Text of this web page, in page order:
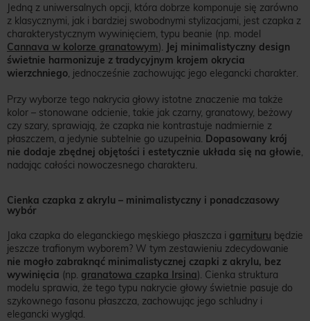
Jedną z uniwersalnych opcji, która dobrze komponuje się zarówno
z klasycznymi, jak i bardziej swobodnymi stylizacjami, jest czapka z
charakterystycznym wywinięciem, typu beanie (np. model
Cannava w kolorze granatowym). Jej minimalistyczny design
świetnie harmonizuje z tradycyjnym krojem okrycia
wierzchniego , jednocześnie zachowując jego elegancki charakter.
Przy wyborze tego nakrycia głowy istotne znaczenie ma także
kolor – stonowane odcienie, takie jak czarny, granatowy, beżowy
czy szary, sprawiają, że czapka nie kontrastuje nadmiernie z
płaszczem, a jedynie subtelnie go uzupełnia. Dopasowany krój
nie dodaje zbędnej objętości i estetycznie układa się na głowie
nadając całości nowoczesnego charakteru.
Cienka czapka z akrylu – minimalistyczny i ponadczasowy
wybór
Jaka czapka do eleganckiego męskiego płaszcza i garnituru będzie
jeszcze trafionym wyborem? W tym zestawieniu zdecydowanie
nie mogło zabraknąć minimalistycznej czapki z akrylu, bez
wywinięcia (np. granatowa czapka Irsina). Cienka struktura
modelu sprawia, że tego typu nakrycie głowy świetnie pasuje do
szykownego fasonu płaszcza, zachowując jego schludny i
elegancki wygląd.